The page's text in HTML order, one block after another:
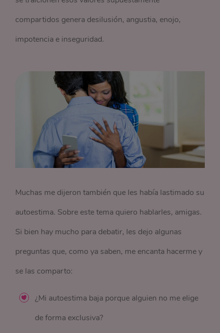
compartidos genera desilusión, angustia, enojo,
impotencia e inseguridad.
Muchas me dijeron también que les había lastimado su
autoestima. Sobre este tema quiero hablarles, amigas.
Si bien hay mucho para debatir, les dejo algunas
preguntas que, como ya saben, me encanta hacerme y
se las comparto:
¿Mi autoestima baja porque alguien no me elige
de forma exclusiva?